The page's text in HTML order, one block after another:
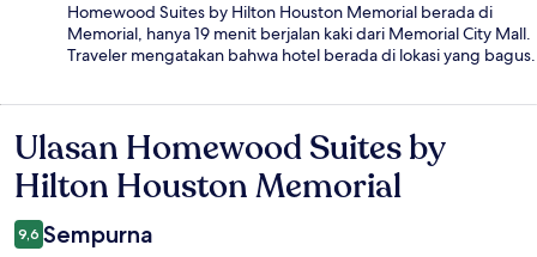
Homewood Suites by Hilton Houston Memorial berada di
Memorial, hanya 19 menit berjalan kaki dari Memorial City Mall.
Traveler mengatakan bahwa hotel berada di lokasi yang bagus.
Ulasan
Ulasan Homewood Suites by
Hilton Houston Memorial
9,6 Sempurna